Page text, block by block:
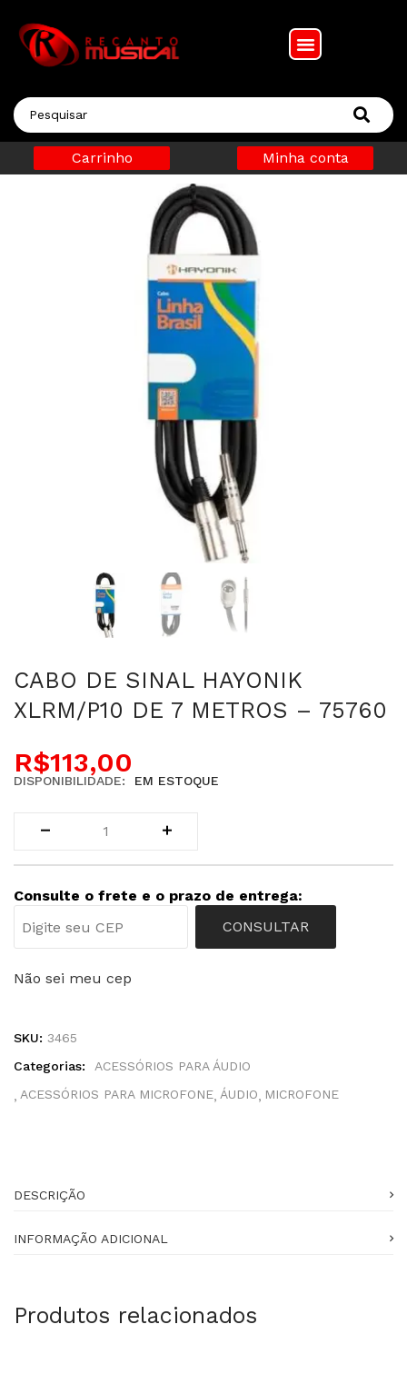
Carrinho Minha conta
CABO DE SINAL HAYONIK
XLRM/P10 DE 7 METROS – 75760
R$113,00
DISPONIBILIDADE: EM ESTOQUE
Consulte o frete e o prazo de entrega:
CONSULTAR
Não sei meu cep
SKU: 3465
Categorias:
ACESSÓRIOS PARA ÁUDIO
ACESSÓRIOS PARA MICROFONE ÁUDIO MICROFONE
DESCRIÇÃO
INFORMAÇÃO ADICIONAL
Produtos relacionados